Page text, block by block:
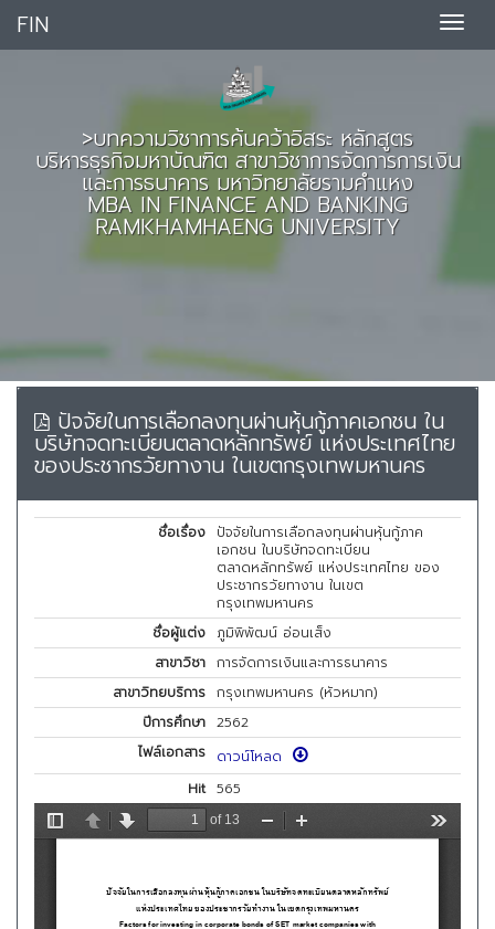
FIN
>บทความวิชาการค้นคว้าอิสระ หลักสูตร
บริหารธุรกิจมหาบัณฑิต สาขาวิชาการจัดการการเงิน
และการธนาคาร มหาวิทยาลัยรามคำแหง
MBA IN FINANCE AND BANKING
RAMKHAMHAENG UNIVERSITY
ปัจจัยในการเลือกลงทุนผ่านหุ้นกู้ภาคเอกชน ใน
บริษัทจดทะเบียนตลาดหลักทรัพย์ แห่งประเทศไทย
ของประชากรวัยทางาน ในเขตกรุงเทพมหานคร
ชื่อเรื่อง
ปัจจัยในการเลือกลงทุนผ่านหุ้นกู้ภาค
เอกชน ในบริษัทจดทะเบียน
ตลาดหลักทรัพย์ แห่งประเทศไทย ของ
ประชากรวัยทางาน ในเขต
กรุงเทพมหานคร
ชื่อผู้แต่ง
ภูมิพิพัฒน์ อ่อนเส็ง
สาขาวิชา การจัดการเงินและการธนาคาร
สาขาวิทยบริการ กรุงเทพมหานคร (หัวหมาก)
ปีการศึกษา 2562
ไฟล์เอกสาร
ดาวน์โหลด
Hit 565